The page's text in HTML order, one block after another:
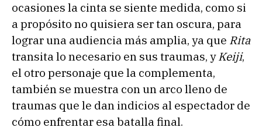
ocasiones la cinta se siente medida, como si
a propósito no quisiera ser tan oscura, para
lograr una audiencia más amplia, ya que Rita
transita lo necesario en sus traumas, yKeiji,
el otro personaje que la complementa,
también se muestra con un arco lleno de
traumas que le dan indicios al espectador de
cómo enfrentar esa batalla final.